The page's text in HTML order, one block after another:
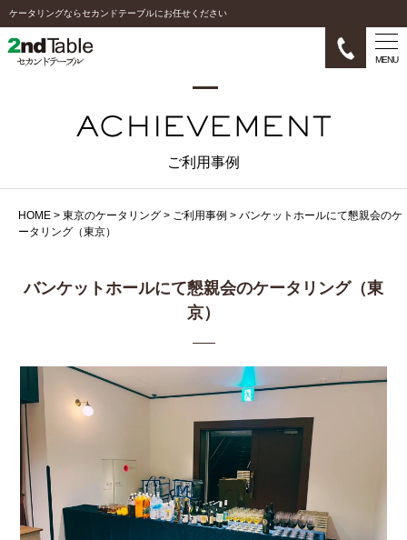
ケータリングならセカンドテーブルにお任せください
MENU
ご利用事例
HOME > 東京のケータリング > ご利用事例 > バンケットホールにて懇親会のケ
ータリング（東京）
バンケットホールにて懇親会のケータリング（東
京）